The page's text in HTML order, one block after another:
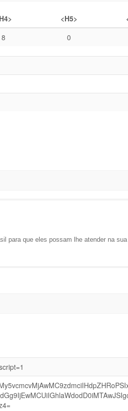
<H5>
8 0
para que eles possam lhe atender na